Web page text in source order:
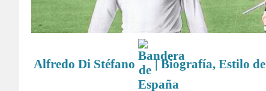
Alfredo Di Stéfano | Biografía, Estilo de